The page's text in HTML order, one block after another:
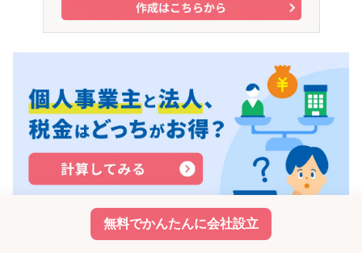
無料でかんたんに会社設立